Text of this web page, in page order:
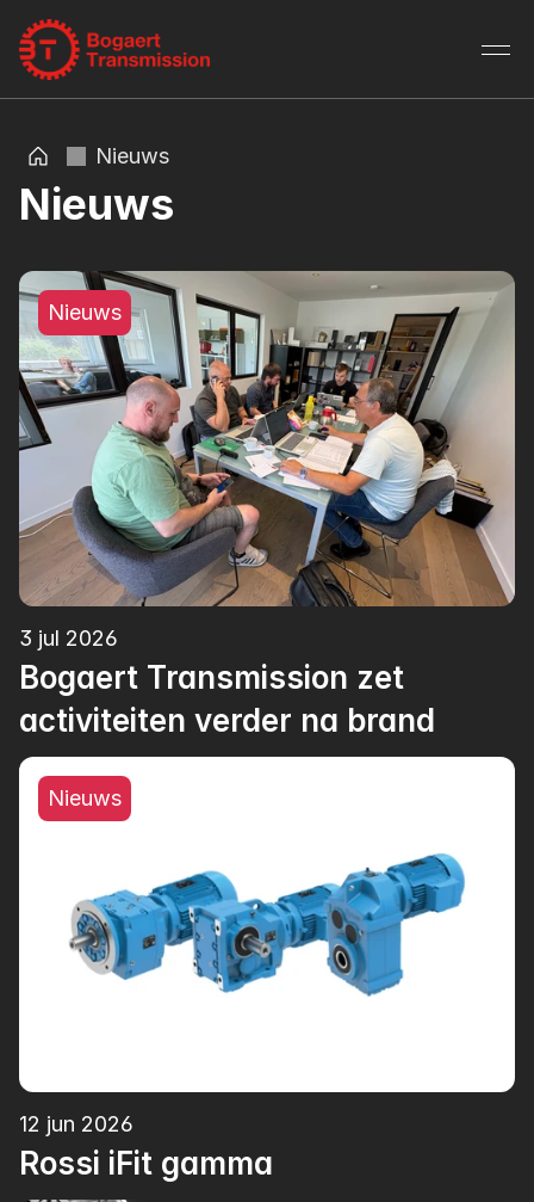
Nieuws
Nieuws
Nieuws
3 jul 2026
Bogaert Transmission zet
activiteiten verder na brand
Nieuws
12 jun 2026
Rossi iFit gamma